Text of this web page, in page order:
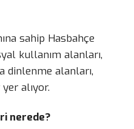
sahip Hasbahçe
kullanım alanları,
dinlenme alanları,
alıyor.
nerede?